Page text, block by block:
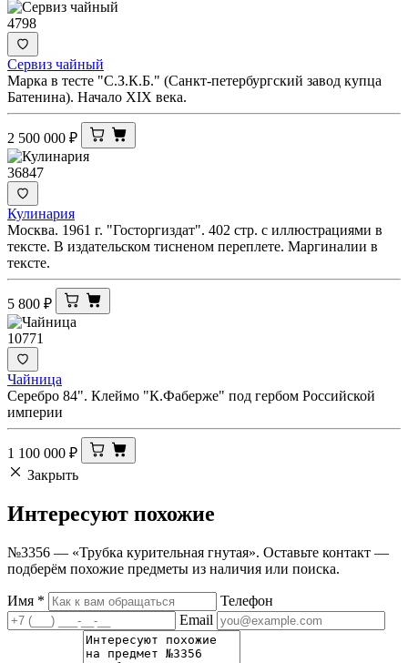
4798
Сервиз чайный
Марка в тесте "С.З.К.Б." (Санкт-петербургский завод купца
Батенина). Начало XIX века.
2 500 000 ₽
36847
Кулинария
Москва. 1961 г. "Госторгиздат". 402 стр. с иллюстрациями в
тексте. В издательском тисненом переплете. Маргиналии в
тексте.
5 800 ₽
10771
Чайница
Серебро 84". Клеймо "К.Фаберже" под гербом Российской
империи
1 100 000 ₽
Закрыть
Интересуют похожие
№3356 — «Трубка курительная гнутая». Оставьте контакт —
подберём похожие предметы из наличия или поиска.
Имя *
Телефон
Email